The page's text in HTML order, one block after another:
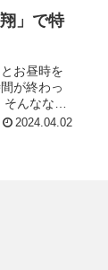
」で特
お昼時を
が終わっ
そんなな
いただけ
2024.04.02